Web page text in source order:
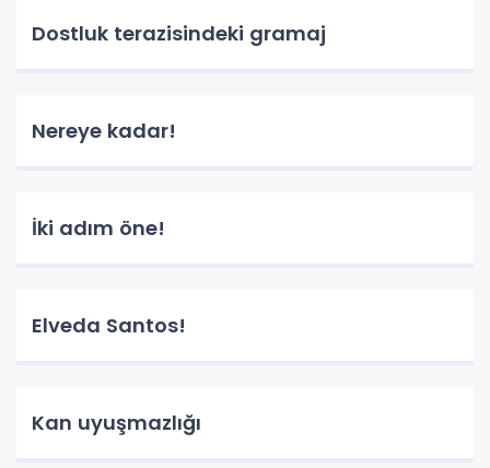
Dostluk terazisindeki gramaj
Nereye kadar!
İki adım öne!
Elveda Santos!
Kan uyuşmazlığı